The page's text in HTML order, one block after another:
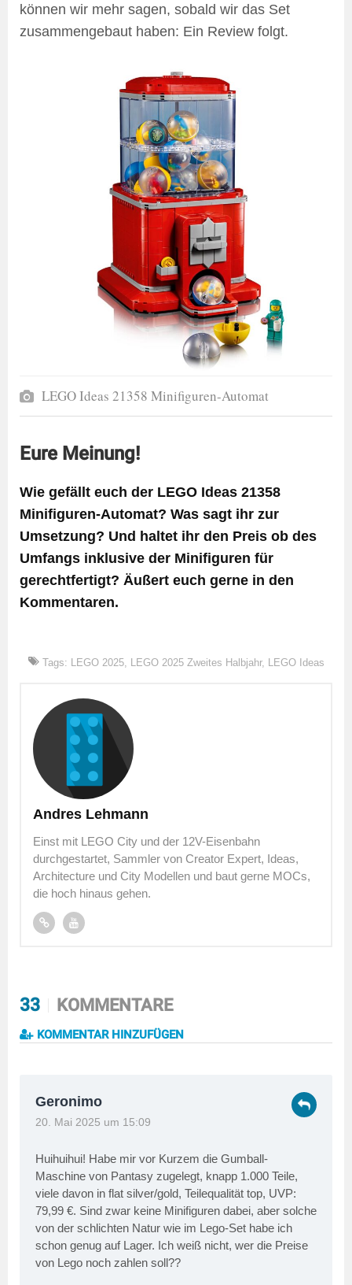
können wir mehr sagen, sobald wir das Set
zusammengebaut haben: Ein Review folgt.
LEGO Ideas 21358 Minifiguren-Automat
Eure Meinung!
Wie gefällt euch der LEGO Ideas 21358
Minifiguren-Automat? Was sagt ihr zur
Umsetzung? Und haltet ihr den Preis ob des
Umfangs inklusive der Minifiguren für
gerechtfertigt? Äußert euch gerne in den
Kommentaren.
Tags: LEGO 2025, LEGO 2025 Zweites Halbjahr, LEGO Ideas
Andres Lehmann
Einst mit LEGO City und der 12V-Eisenbahn
durchgestartet, Sammler von Creator Expert, Ideas,
Architecture und City Modellen und baut gerne MOCs,
die hoch hinaus gehen.
33 KOMMENTARE
KOMMENTAR HINZUFÜGEN
Geronimo
20. Mai 2025 um 15:09
Huihuihui! Habe mir vor Kurzem die Gumball-
Maschine von Pantasy zugelegt, knapp 1.000 Teile,
viele davon in flat silver/gold, Teilequalität top, UVP:
79,99 €. Sind zwar keine Minifiguren dabei, aber solche
von der schlichten Natur wie im Lego-Set habe ich
schon genug auf Lager. Ich weiß nicht, wer die Preise
von Lego noch zahlen soll??